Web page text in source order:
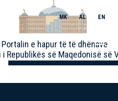
Portalin e hapur të të dhënave
i Republikës së Maqedonisë së
MK AL EN
Toggle